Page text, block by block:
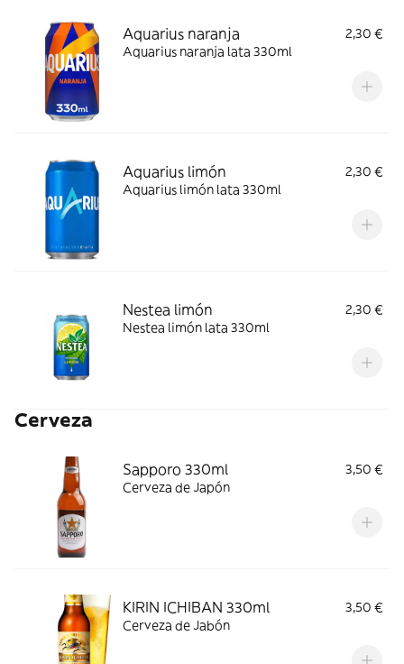
Aquarius naranja
2,30 €
Aquarius naranja lata 330ml
Aquarius limón
2,30 €
Aquarius limón lata 330ml
Nestea limón
2,30 €
Nestea limón lata 330ml
Cerveza
Sapporo 330ml
3,50 €
Cerveza de Japón
KIRIN ICHIBAN 330ml
3,50 €
Cerveza de Jabón